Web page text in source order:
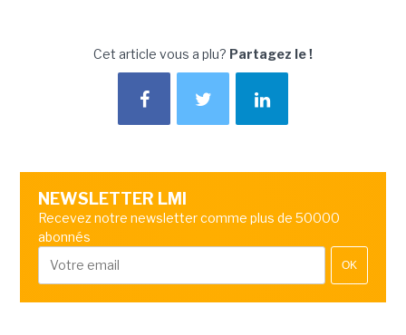
Cet article vous a plu? Partagez le !
NEWSLETTER LMI
Recevez notre newsletter comme plus de 50000
abonnés
OK